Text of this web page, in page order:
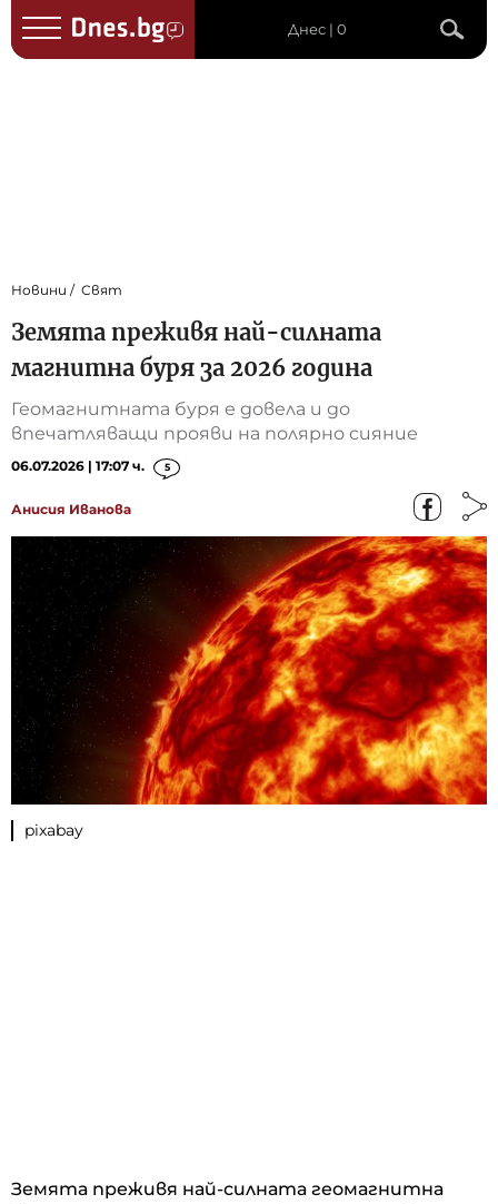
Днес | 0
Новини Свят
Земята преживя най-силната
магнитна буря за 2026 година
Геомагнитната буря е довела и до
впечатляващи прояви на полярно сияние
06.07.2026 | 17:07 ч. 5
Анисия Иванова
pixabay
Земята преживя най-силната геомагнитна